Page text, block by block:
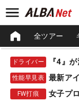
全ツアー
ドライバー
性能早見表 最新ア
FW打痕 女子プ